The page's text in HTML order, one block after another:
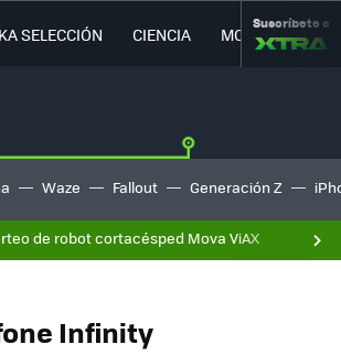
SELECCIÓN CIENCIA MOVILIDAD
Suscríbete a
Waze Fallout Generación Z
de robot cortacésped Mova ViAX
Infinity